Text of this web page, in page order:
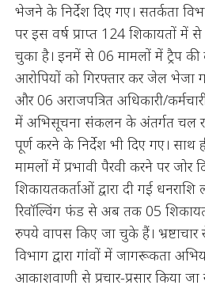
भेजने के निर्देश दिए गए। सतर्कता
पर इस वर्ष प्राप्त 124 शिकायतों में
चुका है। इनमें से 06 मामलों में ट्रैप की
आरोपियों को गिरफ्तार कर जेल भेजा
और 06 अराजपत्रित अधिकारी/
में अभिसूचना संकलन के अंतर्गत चल
पूर्ण करने के निर्देश भी दिए गए। साथ
मामलों में प्रभावी पैरवी करने पर जोर
शिकायतकर्ताओं द्वारा दी गई
रिवॉल्विंग फंड से अब तक 05
रुपये वापस किए जा चुके हैं।
विभाग द्वारा गांवों में जागरूकता
आकाशवाणी से प्रचार-प्रसार किया जा